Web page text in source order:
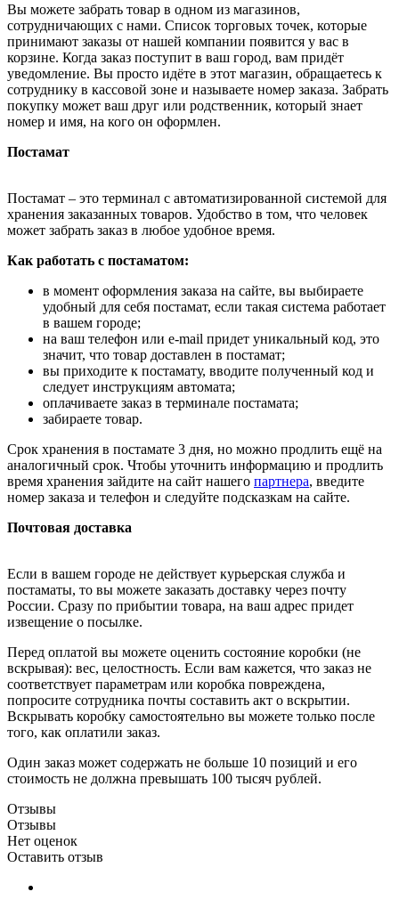
Вы можете забрать товар в одном из магазинов,
сотрудничающих с нами. Список торговых точек, которые
принимают заказы от нашей компании появится у вас в
корзине. Когда заказ поступит в ваш город, вам придёт
уведомление. Вы просто идёте в этот магазин, обращаетесь к
сотруднику в кассовой зоне и называете номер заказа. Забрать
покупку может ваш друг или родственник, который знает
номер и имя, на кого он оформлен.
Постамат
Постамат – это терминал с автоматизированной системой для
хранения заказанных товаров. Удобство в том, что человек
может забрать заказ в любое удобное время.
Как работать с постаматом:
в момент оформления заказа на сайте, вы выбираете
удобный для себя постамат, если такая система работает
в вашем городе;
на ваш телефон или e-mail придет уникальный код, это
значит, что товар доставлен в постамат;
вы приходите к постамату, вводите полученный код и
следует инструкциям автомата;
оплачиваете заказ в терминале постамата;
забираете товар.
Срок хранения в постамате 3 дня, но можно продлить ещё на
аналогичный срок. Чтобы уточнить информацию и продлить
время хранения зайдите на сайт нашего партнера, введите
номер заказа и телефон и следуйте подсказкам на сайте.
Почтовая доставка
Если в вашем городе не действует курьерская служба и
постаматы, то вы можете заказать доставку через почту
России. Сразу по прибытии товара, на ваш адрес придет
извещение о посылке.
Перед оплатой вы можете оценить состояние коробки (не
вскрывая): вес, целостность. Если вам кажется, что заказ не
соответствует параметрам или коробка повреждена,
попросите сотрудника почты составить акт о вскрытии.
Вскрывать коробку самостоятельно вы можете только после
того, как оплатили заказ.
Один заказ может содержать не больше 10 позиций и его
стоимость не должна превышать 100 тысяч рублей.
Отзывы
Отзывы
Нет оценок
Оставить отзыв